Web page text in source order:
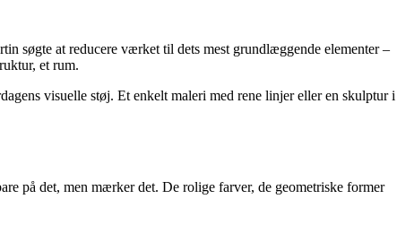
søgte at reducere værket til dets mest grundlæggende elementer –
et rum.
visuelle støj. Et enkelt maleri med rene linjer eller en skulptur i
på det, men mærker det. De rolige farver, de geometriske former